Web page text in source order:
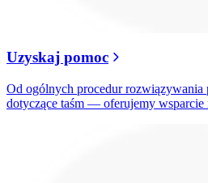
Uzyskaj pomoc
Od ogólnych procedur rozwiązywania
dotyczące taśm — oferujemy